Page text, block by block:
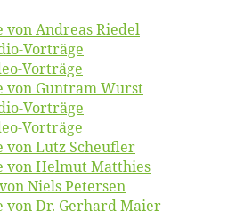
von An­dre­as Riedel
Vor­trä­ge
Vor­trä­ge
von Gun­tram Wurst
Vor­trä­ge
Vor­trä­ge
von Lutz Scheufler
von Hel­mut Matthies
Niels Petersen
von Dr. Ger­hard Maier